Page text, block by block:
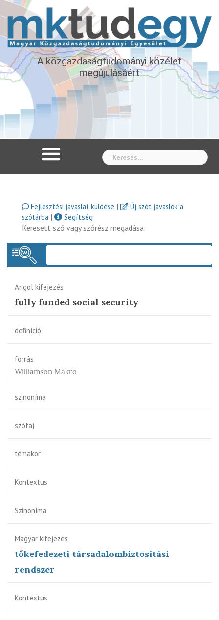
A közgazdaságtudományi közélet
megújulásáért
Fejlesztési javaslat küldése |
Új szót javaslok a
szótárba |
Segítség
Keresett szó vagy szórész megadása:
Angol kifejezés
fully funded social security
definíció
forrás
Williamson Makro
szinoníma
szófaj
témakör
Kontextus
Szinoníma
Magyar kifejezés
tőkefedezeti társadalombiztosítási
rendszer
Kontextus